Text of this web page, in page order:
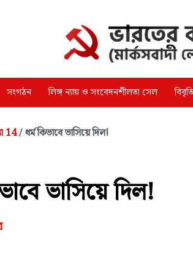
সংগঠন লিঙ্গ ন্যায় ও সংবেদনশীলতা সেল বিবৃতি
14/ ধর্ম কিভাবে ভাসিয়ে দিল!
ভাসিয়ে দিল!